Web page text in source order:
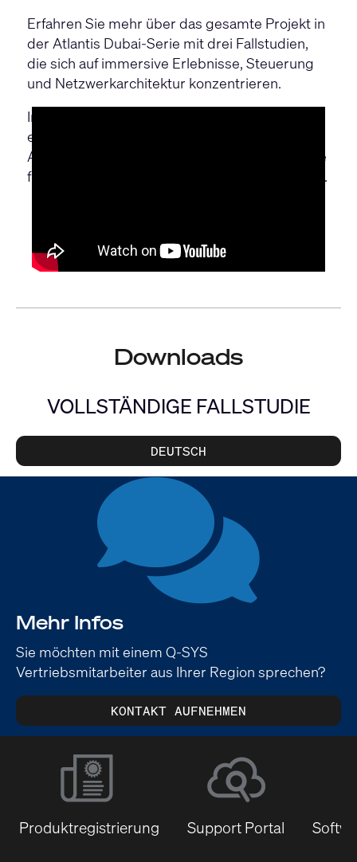
Erfahren Sie mehr über das gesamte Projekt in
der Atlantis Dubai-Serie mit drei Fallstudien,
die sich auf immersive Erlebnisse, Steuerung
und Netzwerkarchitektur konzentrieren.
In diesem zweiten Teil erfahren Sie, wie Q-SYS
eingesetzt wurde, um das volle Potenzial des
AV-over-IP-Netzwerks auszuschöpfen und eine
flexible und skalierbare Lösung bereitzustellen.
Downloads
VOLLSTÄNDIGE FALLSTUDIE
DEUTSCH
Mehr Infos
Sie möchten mit einem Q-SYS
Vertriebsmitarbeiter aus Ihrer Region sprechen?
KONTAKT AUFNEHMEN
Produktregistrierung Support Portal